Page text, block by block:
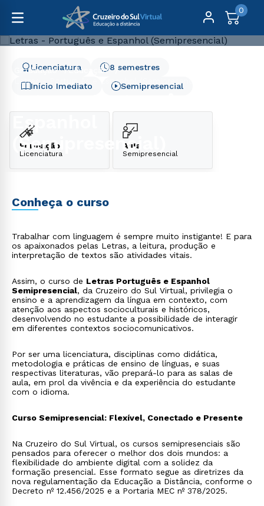
0
Graduação
Educação
Letras - Português e Espanhol (Semipresencial)
Espanhol
(Semipresencial)
Início Imediato
8 semestres
Licenciatura
Semipresencial
Formação
Licenciatura
Aula
Semipresencial
Conheça o curso
Trabalhar com linguagem é sempre muito instigante! E para
os apaixonados pelas Letras, a leitura, produção e
interpretação de textos são atividades vitais.
Assim, o curso de Letras Português e Espanhol
Semipresencial, da Cruzeiro do Sul Virtual, privilegia o
ensino e a aprendizagem da língua em contexto, com
atenção aos aspectos socioculturais e históricos,
desenvolvendo no estudante a possibilidade de interagir
em diferentes contextos sociocomunicativos.
Por ser uma licenciatura, disciplinas como didática,
metodologia e práticas de ensino de línguas, e suas
respectivas literaturas, vão prepará-lo para as salas de
aula, em prol da vivência e da experiência do estudante
com o idioma.
Curso Semipresencial: Flexível, Conectado e Presente
Na Cruzeiro do Sul Virtual, os cursos semipresenciais são
pensados para oferecer o melhor dos dois mundos: a
flexibilidade do ambiente digital com a solidez da
formação presencial. Esse formato segue as diretrizes da
nova regulamentação da Educação a Distância, conforme o
Decreto nº 12.456/2025 e a Portaria MEC nº 378/2025.